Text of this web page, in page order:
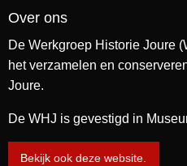
Over ons
De Werkgroep Historie Joure
het verzamelen en
Joure.
De WHJ is gevestigd in
Bekijk ook deze website.